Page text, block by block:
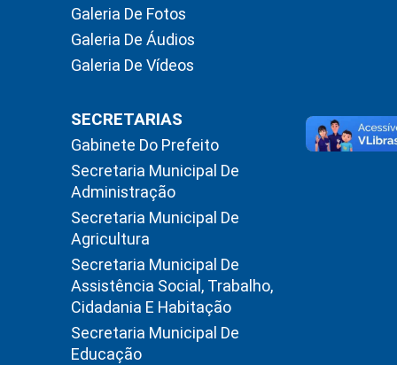
Galeria De Fotos
Galeria De Áudios
Galeria De Vídeos
SECRETARIAS
Gabinete Do Prefeito
Secretaria Municipal De
Administração
Secretaria Municipal De
Agricultura
Secretaria Municipal De
Assistência Social, Trabalho,
Cidadania E Habitação
Secretaria Municipal De
Educação